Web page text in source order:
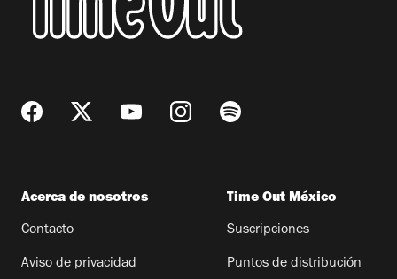
Acerca de nosotros
Contacto
Aviso de privacidad
Time Out México
Suscripciones
Puntos de distribución